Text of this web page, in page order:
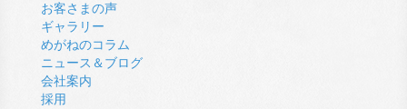
お客さまの声
ギャラリー
めがねのコラム
ニュース＆ブログ
会社案内
採用